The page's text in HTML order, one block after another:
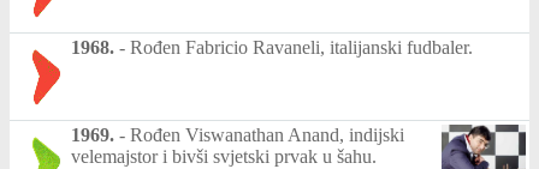
1968. - Rođen Fabricio Ravaneli, italijanski fudbaler.
1969. - Rođen Viswanathan Anand, indijski
velemajstor i bivši svjetski prvak u šahu.